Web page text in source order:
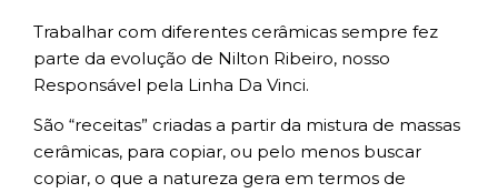
Trabalhar com diferentes cerâmicas sempre fez
parte da evolução de Nilton Ribeiro, nosso
Responsável pela Linha Da Vinci.
São “receitas” criadas a partir da mistura de massas
cerâmicas, para copiar, ou pelo menos buscar
copiar, o que a natureza gera em termos de